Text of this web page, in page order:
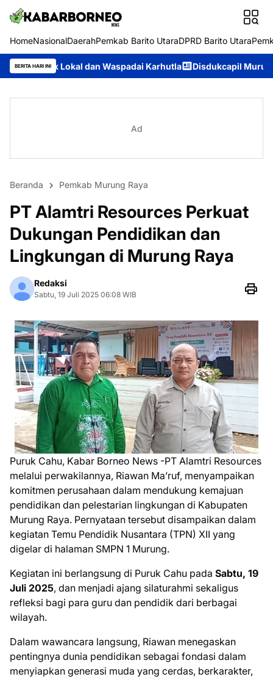
HomeNasionalDaerahPemkab Barito UtaraDPRD Barito Utara
BERITA HARI INI
dan Waspadai Karhutla Disdukcapil Murung Raya Catat IKM
Ad
Beranda Pemkab Murung Raya
PT Alamtri Resources Perkuat
Dukungan Pendidikan dan
Lingkungan di Murung Raya
Redaksi
Sabtu, 19 Juli 2025 06:08 WIB
Puruk Cahu, Kabar Borneo News -PT Alamtri Resources
melalui perwakilannya, Riawan Ma’ruf, menyampaikan
komitmen perusahaan dalam mendukung kemajuan
pendidikan dan pelestarian lingkungan di Kabupaten
Murung Raya. Pernyataan tersebut disampaikan dalam
kegiatan Temu Pendidik Nusantara (TPN) XII yang
digelar di halaman SMPN 1 Murung.
Kegiatan ini berlangsung di Puruk Cahu pada Sabtu, 19
Juli 2025, dan menjadi ajang silaturahmi sekaligus
refleksi bagi para guru dan pendidik dari berbagai
wilayah.
Dalam wawancara langsung, Riawan menegaskan
pentingnya dunia pendidikan sebagai fondasi dalam
menyiapkan generasi muda yang cerdas, berkarakter,